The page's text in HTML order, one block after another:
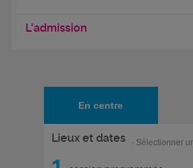
L'admission
En centre
Lieux et dates - Sélectionner